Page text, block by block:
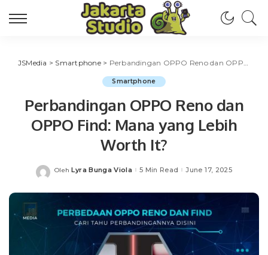
JSMedia > Smartphone> Perbandingan OPPO Reno dan OPPO Find: Mana yang Lebih Worth It?
Smartphone
Perbandingan OPPO Reno dan
OPPO Find: Mana yang Lebih
Worth It?
Posted
Oleh Lyra Bunga Viola 5 Min Read June 17, 2025